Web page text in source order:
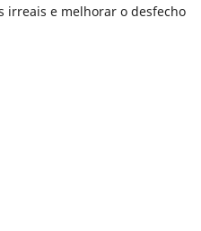
irreais e melhorar o desfecho